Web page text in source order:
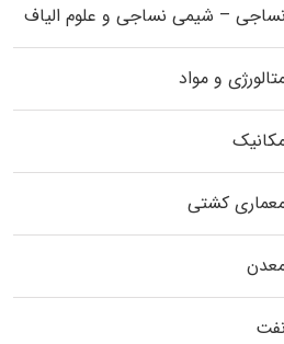
– شیمی نساجی و علوم الیاف
و مواد
کشتی